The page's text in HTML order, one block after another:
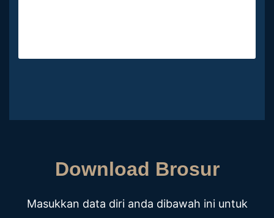
Download Brosur
Masukkan data diri anda dibawah ini untuk